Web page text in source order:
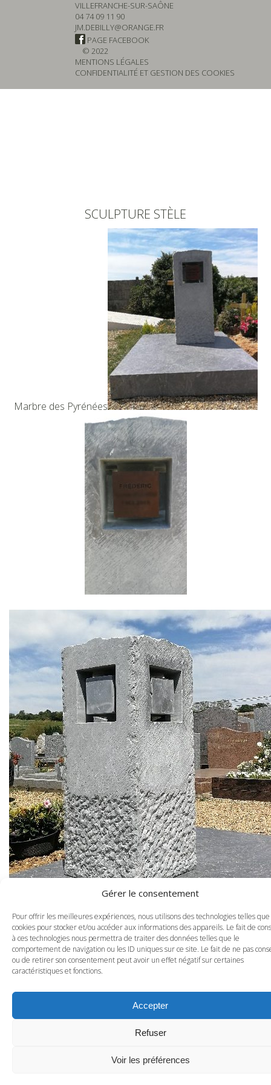
Gérer le consentement
Pour offrir les meilleures expériences, nous utilisons des technologies telles
cookies pour stocker et/ou accéder aux informations des appareils. Le fait de
à ces technologies nous permettra de traiter des données telles que le
comportement de navigation ou les ID uniques sur ce site. Le fait de ne pas
ou de retirer son consentement peut avoir un effet négatif sur certaines
caractéristiques et fonctions.
Accepter
Refuser
Voir les préférences
VILLEFRANCHE-SUR-SAÔNE
04 74 09 11 90
JM.DEBILLY@ORANGE.FR
PAGE FACEBOOK
© 2022
MENTIONS LÉGALES
CONFIDENTIALITÉ ET GESTION DES COOKIES
SCULPTURE STÈLE
Marbre des Pyrénées